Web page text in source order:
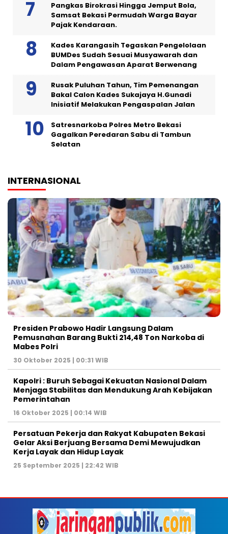
Pangkas Birokrasi Hingga Jemput Bola,
Samsat Bekasi Permudah Warga Bayar
Pajak Kendaraan.
Kades Karangasih Tegaskan Pengelolaan
BUMDes Sudah Sesuai Musyawarah dan
Dalam Pengawasan Aparat Berwenang
Rusak Puluhan Tahun, Tim Pemenangan
Bakal Calon Kades Sukajaya H.Gunadi
Inisiatif Melakukan Pengaspalan Jalan
Satresnarkoba Polres Metro Bekasi
Gagalkan Peredaran Sabu di Tambun
Selatan
INTERNASIONAL
Presiden Prabowo Hadir Langsung Dalam
Pemusnahan Barang Bukti 214,48 Ton Narkoba di
Mabes Polri
30 Oktober 2025 | 00:31 WIB
Kapolri : Buruh Sebagai Kekuatan Nasional Dalam
Menjaga Stabilitas dan Mendukung Arah Kebijakan
Pemerintahan
16 Oktober 2025 | 00:14 WIB
Persatuan Pekerja dan Rakyat Kabupaten Bekasi
Gelar Aksi Berjuang Bersama Demi Mewujudkan
Kerja Layak dan Hidup Layak
25 September 2025 | 22:42 WIB